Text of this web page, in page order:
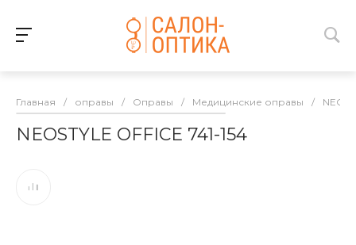
Главная / оправы / Оправы / Медицинские оправы /
NEOSTYLE OFFICE 741-154